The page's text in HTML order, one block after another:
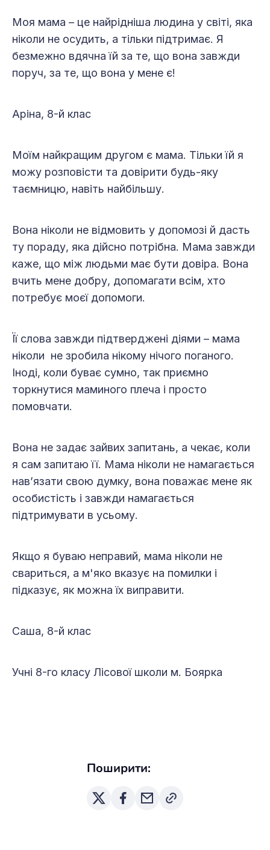
Моя мама – це найрідніша людина у світі, яка
ніколи не осудить, а тільки підтримає. Я
безмежно вдячна їй за те, що вона завжди
поруч, за те, що вона у мене є!
Аріна, 8-й клас
Моїм найкращим другом є мама. Тільки їй я
можу розповісти та довірити будь-яку
таємницю, навіть найбільшу.
Вона ніколи не відмовить у допомозі й дасть
ту пораду, яка дійсно потрібна. Мама завжди
каже, що між людьми має бути довіра. Вона
вчить мене добру, допомагати всім, хто
потребує моєї допомоги.
Її слова завжди підтверджені діями – мама
ніколи не зробила нікому нічого поганого.
Іноді, коли буває сумно, так приємно
торкнутися маминого плеча і просто
помовчати.
Вона не задає зайвих запитань, а чекає, коли
я сам запитаю її. Мама ніколи не намагається
нав’язати свою думку, вона поважає мене як
особистість і завжди намагається
підтримувати в усьому.
Якщо я буваю неправий, мама ніколи не
свариться, а м'яко вказує на помилки і
підказує, як можна їх виправити.
Саша, 8-й клас
Учні 8-го класу Лісової школи м. Боярка
Поширити: